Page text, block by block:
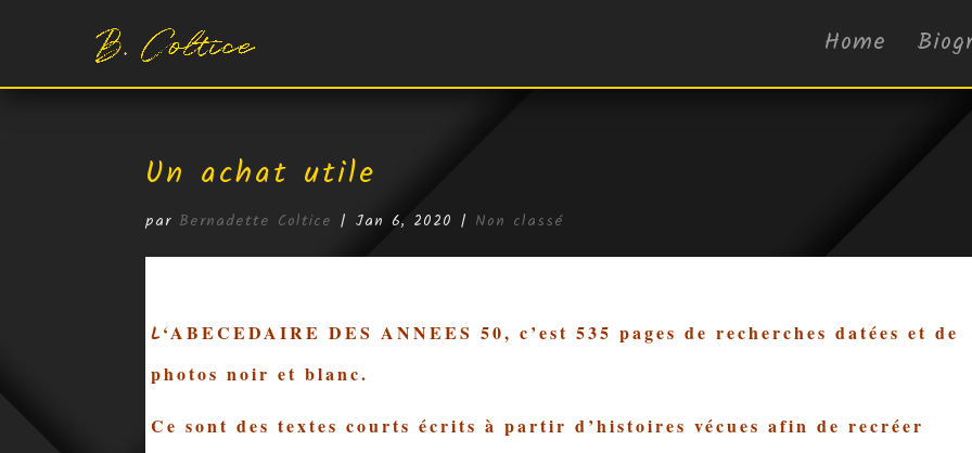
Home
Un achat utile
par Bernadette Coltice | Jan 6, 2020 | Non classé
L‘ABECEDAIRE DES ANNEES 50, c’est 535 pages de recherches datées et de
photos noir et blanc.
Ce sont des textes courts écrits à partir d’histoires vécues afin de recréer